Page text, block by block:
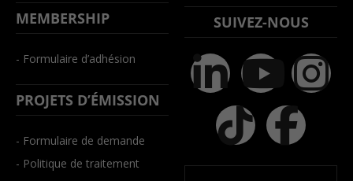
MEMBERSHIP
- Formulaire d’adhésion
PROJETS D’ÉMISSION
- Formulaire de demande
- Politique de traitement
SUIVEZ-NOUS